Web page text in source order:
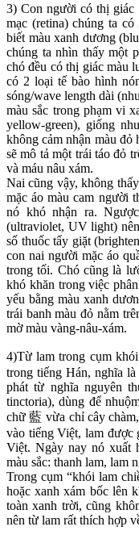
3) Con người có thị giác
mạc (retina) chúng ta
biết màu xanh dương
chúng ta nhìn thấy một
chó đều có thị giác màu
có 2 loại tế bào hình
sóng/wave length dài
màu sắc trong phạm vi
yellow-green), giống
không cảm nhận màu đỏ
sẽ mô tả một trái táo đỏ
và máu nâu xám.
Nai cũng vậy, không
mặc áo màu cam người
nó khó nhận ra.
(ultraviolet, UV light)
số thuốc tẩy giặt
con nai người mặc áo
trong tối. Chó cũng là
khó khăn trong việc
yếu bằng màu xanh
trái banh màu đỏ nằm
mờ màu vàng-nâu-xám.
4)Từ lam trong cụm
trong tiếng Hán, nghĩa
phát từ nghĩa nguyên
tinctoria), dùng để
chữ 藍 vừa chỉ cây
vào tiếng Việt, lam được
Việt. Ngày nay nó xuất
màu sắc: thanh lam, lam
Trong cụm “khói lam
hoặc xanh xám bốc lên
toàn xanh trời, cũng
nên từ lam rất thích hợp